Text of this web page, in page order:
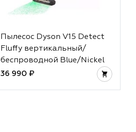
Пылесос Dyson V15 Detect
Fluffy вертикальный/
беспроводной Blue/Nickel
36 990 ₽